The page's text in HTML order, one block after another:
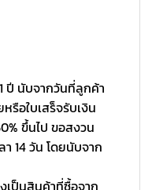
ปี นับจากวันที่ลูกค้า
รือใบเสร็จรับเงิน
ขึ้นไป ขอสงวน
า 14 วัน โดยนับจาก
เป็นสินค้าที่ซื้อจาก